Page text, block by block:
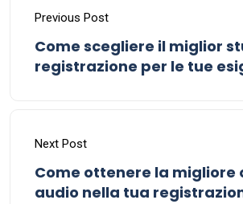
Previous Post
Come scegliere il miglior
registrazione per le tue
Next Post
Come ottenere la migliore
audio nella tua